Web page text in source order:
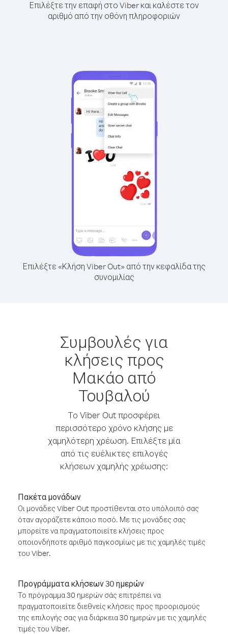
Επιλέξτε την επαφή στο Viber και καλέστε τον
αριθμό από την οθόνη πληροφοριών
Επιλέξτε «Κλήση Viber Out» από την κεφαλίδα της
συνομιλίας
Συμβουλές για
κλήσεις προς
Μακάο από
Τουβαλού
Το Viber Out προσφέρει
περισσότερο χρόνο κλήσης με
χαμηλότερη χρέωση. Επιλέξτε μία
από τις ευέλικτες επιλογές
κλήσεων χαμηλής χρέωσης:
Πακέτα μονάδων
Οι μονάδες Viber Out προστίθενται στο υπόλοιπό σας
όταν αγοράζετε κάποιο ποσό. Με τις μονάδες σας
μπορείτε να πραγματοποιείτε κλήσεις προς
οποιονδήποτε αριθμό παγκοσμίως με τις χαμηλές τιμές
του Viber.
Προγράμματα κλήσεων 30 ημερών
Το πρόγραμμα 30 ημερών σάς επιτρέπει να
πραγματοποιείτε διεθνείς κλήσεις προς προορισμούς
της επιλογής σας για διάρκεια 30 ημερών με τις χαμηλές
τιμές του Viber.